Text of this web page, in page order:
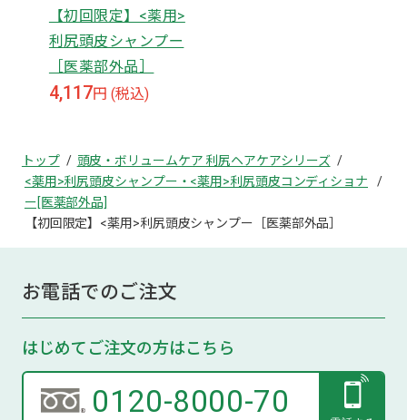
【初回限定】<薬用>
利尻頭皮シャンプー
［医薬部外品］
4,117円 (税込)
トップ
頭皮・ボリュームケア 利尻ヘアケアシリーズ
<薬用>利尻頭皮シャンプー・<薬用>利尻頭皮コンディショナ
ー[医薬部外品]
【初回限定】<薬用>利尻頭皮シャンプー［医薬部外品］
お電話でのご注文
はじめてご注文の方はこちら
0120-8000-70